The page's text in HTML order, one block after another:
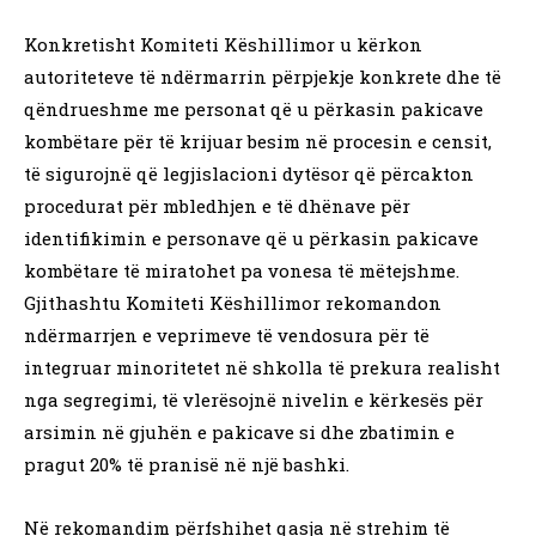
Konkretisht Komiteti Këshillimor u kërkon
autoriteteve të ndërmarrin përpjekje konkrete dhe të
qëndrueshme me personat që u përkasin pakicave
kombëtare për të krijuar besim në procesin e censit,
të sigurojnë që legjislacioni dytësor që përcakton
procedurat për mbledhjen e të dhënave për
identifikimin e personave që u përkasin pakicave
kombëtare të miratohet pa vonesa të mëtejshme.
Gjithashtu Komiteti Këshillimor rekomandon
ndërmarrjen e veprimeve të vendosura për të
integruar minoritetet në shkolla të prekura realisht
nga segregimi, të vlerësojnë nivelin e kërkesës për
arsimin në gjuhën e pakicave si dhe zbatimin e
pragut 20% të pranisë në një bashki.
Në rekomandim përfshihet qasja në strehim të